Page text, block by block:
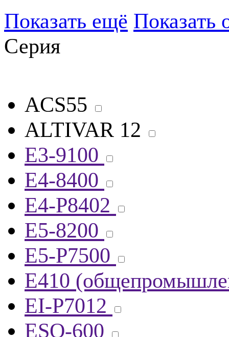
Показать ещё Показать
Серия
ACS55
ALTIVAR 12
E3-9100
E4-8400
E4-P8402
E5-8200
E5-Р7500
E410
EI-P7012
ESQ-600